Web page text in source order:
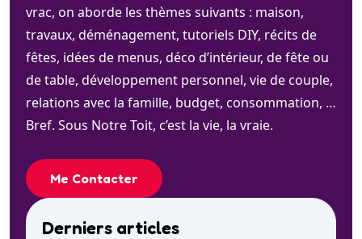
vrac, on aborde les thèmes suivants : maison,
travaux, déménagement, tutoriels DIY, récits de
fêtes, idées de menus, déco d’intérieur, de fête ou
de table, développement personnel, vie de couple,
relations avec la famille, budget, consommation, …
Bref. Sous Notre Toit, c’est la vie, la vraie.
Me Contacter
Derniers articles